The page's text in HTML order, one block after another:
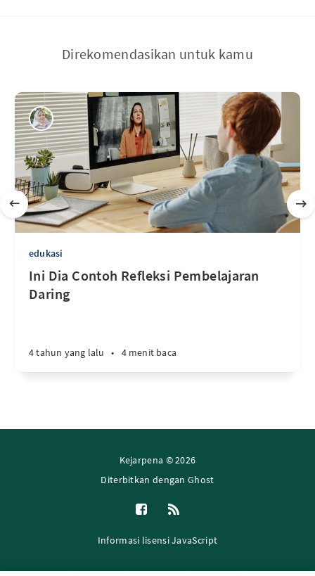
Direkomendasikan untuk kamu
edukasi
Ini Dia Contoh Refleksi Pembelajaran
Daring
4 tahun yang lalu • 4 menit baca
Kejarpena © 2026
Diterbitkan denganGhost
Informasi lisensi JavaScript